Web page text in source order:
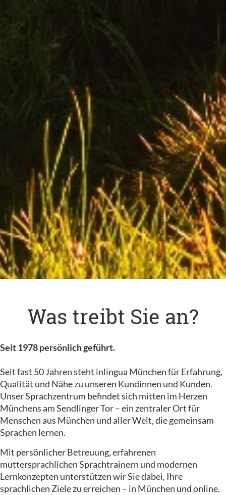
Was treibt Sie an?
Seit 1978 persönlich geführt.
Seit fast 50 Jahren steht inlingua München für Erfahrung,
Qualität und Nähe zu unseren Kundinnen und Kunden.
Unser Sprachzentrum befindet sich mitten im Herzen
Münchens am Sendlinger Tor – ein zentraler Ort für
Menschen aus München und aller Welt, die gemeinsam
Sprachen lernen.
Mit persönlicher Betreuung, erfahrenen
muttersprachlichen Sprachtrainern und modernen
Lernkonzepten unterstützen wir Sie dabei, Ihre
sprachlichen Ziele zu erreichen – in München und online.